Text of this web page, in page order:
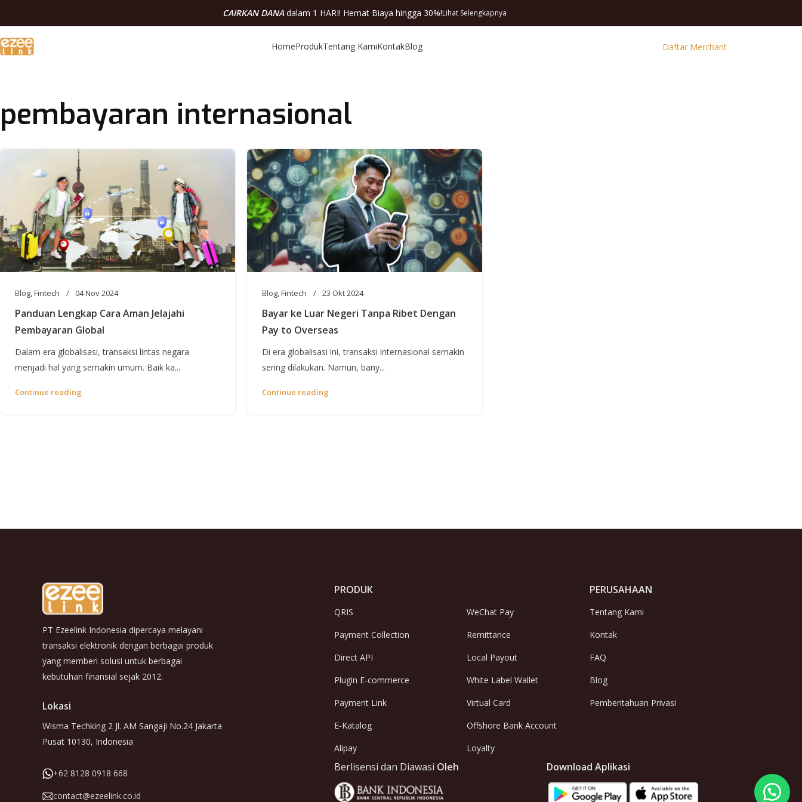
CAIRKAN DANAdalam 1 HARI! Hemat Biaya hingga 30%!Lihat Selengkapnya
HomeProdukTentang KamiKontakBlog Daftar Merchant
pembayaran internasional
Blog,Fintech 04 Nov 2024
Panduan Lengkap Cara Aman Jelajahi
Pembayaran Global
Dalam era globalisasi, transaksi lintas negara
menjadi hal yang semakin umum. Baik ka...
Continue reading
Blog,Fintech 23 Okt 2024
Bayar ke Luar Negeri Tanpa Ribet Dengan
Pay to Overseas
Di era globalisasi ini, transaksi internasional semakin
sering dilakukan. Namun, bany...
Continue reading
PT Ezeelink Indonesia dipercaya melayani
transaksi elektronik dengan berbagai produk
yang memberi solusi untuk berbagai
kebutuhan finansial sejak 2012.
Lokasi
Wisma Techking 2 Jl. AM Sangaji No.24 Jakarta
Pusat 10130, Indonesia
+62 8128 0918 668
contact@ezeelink.co.id
PRODUK
QRIS
Payment Collection
Direct API
Plugin E-commerce
Payment Link
E-Katalog
Alipay
WeChat Pay
Remittance
Local Payout
White Label Wallet
Virtual Card
Offshore Bank Account
Loyalty
PERUSAHAAN
Tentang Kami
Kontak
FAQ
Blog
Pemberitahuan Privasi
Berlisensi dan Diawasi Oleh Download Aplikasi